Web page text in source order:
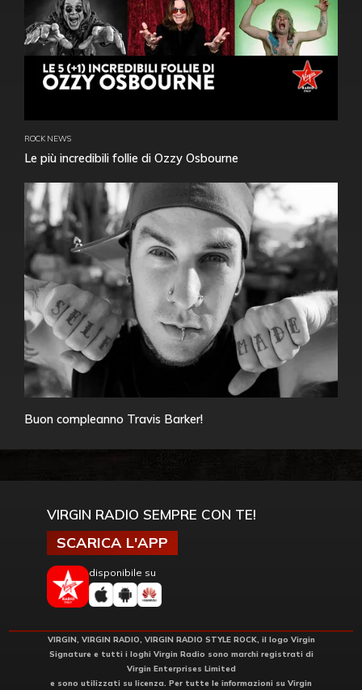
ROCK NEWS
Le più incredibili follie di Ozzy Osbourne
Buon compleanno Travis Barker!
VIRGIN RADIO SEMPRE CON TE!
SCARICA L'APP
disponibile su
VIRGIN, VIRGIN RADIO, VIRGIN RADIO STYLE ROCK, il logo Virgin
Signature e tutti i loghi Virgin Radio sono marchi registrati di
Virgin Enterprises Limited
e sono utilizzati su licenza. Per tutte le informazioni su Virgin